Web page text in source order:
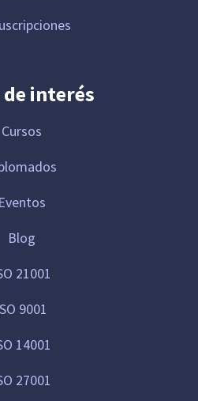
de interés
Cursos
Eventos
Blog
21001
9001
14001
27001